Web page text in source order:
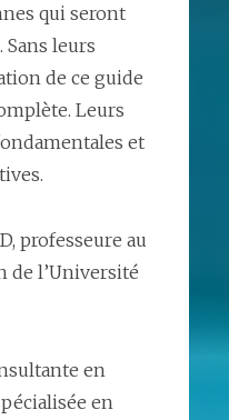
qui seront
leurs
de ce guide
Leurs
et
professeure au
de l’Université
en
en